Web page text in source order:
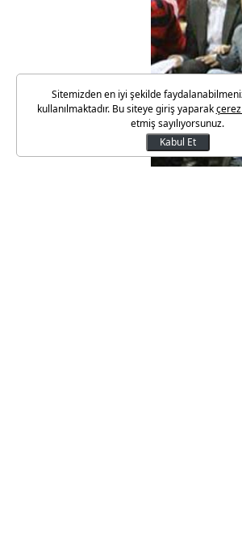
Sitemizden en iyi şekilde
kullanılmaktadır. Bu siteye giriş yaparakçerez
etmiş sayılıyorsunuz.
Kabul Et